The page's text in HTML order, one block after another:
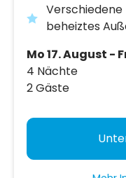
beheiztes
Mo 17. August -
4 Nächte
2 Gäste